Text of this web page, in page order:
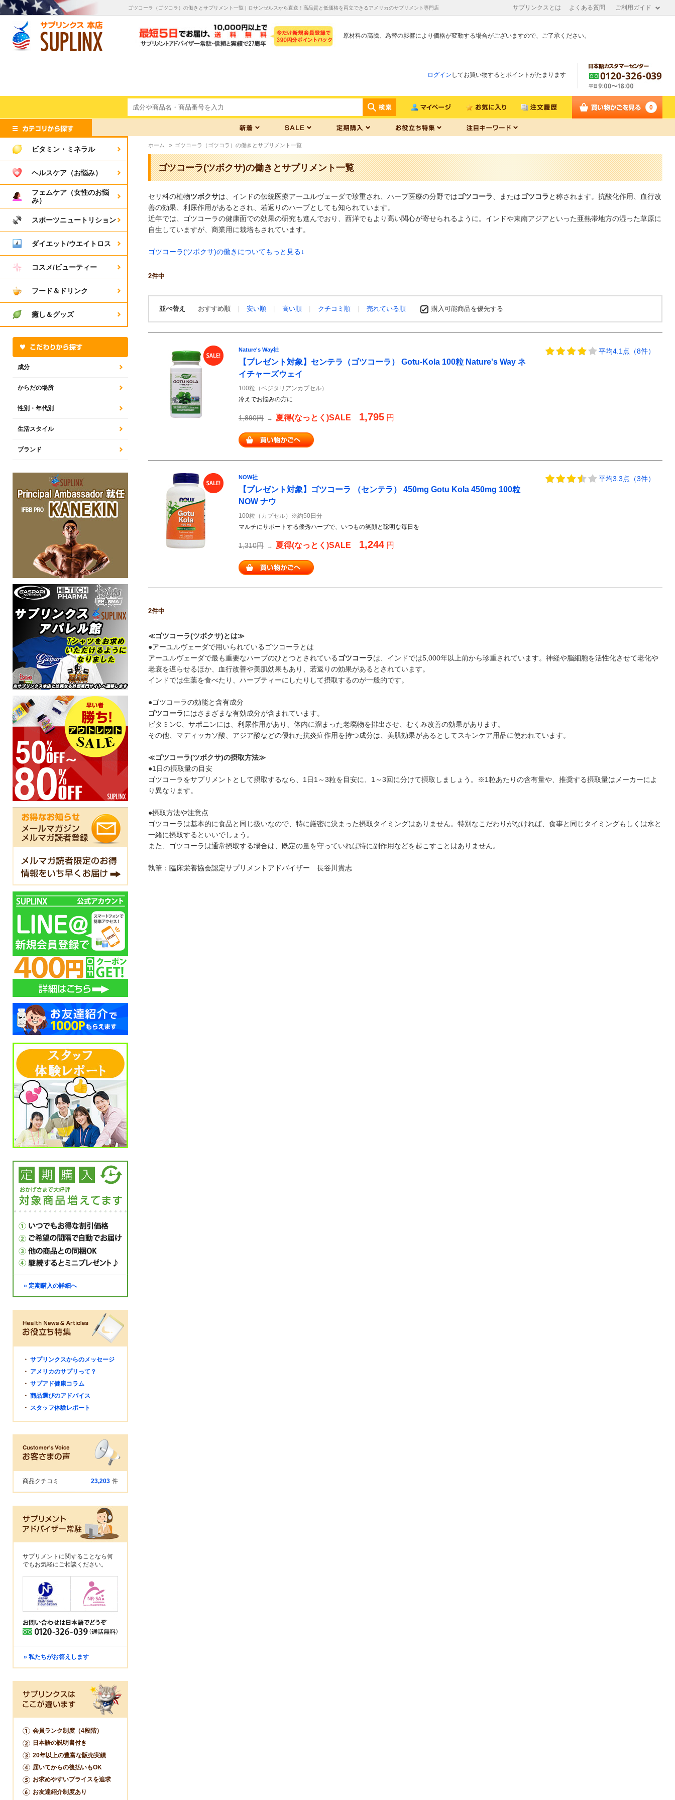
ゴツコーラ（ゴツコラ）の働きとサプリメント一覧 | ロサンゼルスから直送！高品質と低価格を両立できるアメリカのサプリメント専門店 サプリンクスとは よくある質問 ご利用ガイド
原材料の高騰、為替の影響により価格が変動する場合がございますので、ご了承ください。
ログイン してお買い物するとポイントがたまります
0
ホーム > ゴツコーラ（ゴツコラ）の働きとサプリメント一覧
ゴツコーラ(ツボクサ)の働きとサプリメント一覧
セリ科の植物ツボクサは、インドの伝統医療アーユルヴェーダで珍重され、ハーブ医療の分野ではゴツコーラ 、またはゴツコラ と称されます。抗酸化作用、血行改
善の効果、利尿作用があるとされ、若返りのハーブとしても知られています。
近年では、ゴツコーラの健康面での効果の研究も進んでおり、西洋でもより高い関心が寄せられるように。インドや東南アジアといった亜熱帯地方の湿った草原に
自生していますが、商業用に栽培もされています。
ゴツコーラ(ツボクサ)の働きについてもっと見る↓
2件中
並べ替え おすすめ順 安い順 高い順 クチコミ順 売れている順 購入可能商品を優先する
平均4.1点（8件）
Nature's Way社
【プレゼント対象】センテラ（ゴツコーラ） Gotu-Kola 100粒 Nature's Way ネ
イチャーズウェイ
100粒（ベジタリアンカプセル）
冷えでお悩みの方に
1,890円 → 夏得(なっとく)SALE 1,795 円
平均3.3点（3件）
NOW社
【プレゼント対象】ゴツコーラ （センテラ） 450mg Gotu Kola 450mg 100粒
NOW ナウ
100粒（カプセル）※約50日分
マルチにサポートする優秀ハーブで、いつもの笑顔と聡明な毎日を
1,310円 → 夏得(なっとく)SALE 1,244 円
2件中
≪ゴツコーラ(ツボクサ)とは≫
●アーユルヴェーダで用いられているゴツコーラとは
アーユルヴェーダで最も重要なハーブのひとつとされている ゴツコーラは、インドでは5,000年以上前から珍重されています。神経や脳細胞を活性化させて老化や
老衰を遅らせるほか、血行改善や美肌効果もあり、若返りの効果があるとされています。
インドでは生葉を食べたり、ハーブティーにしたりして摂取するのが一般的です。
●ゴツコーラの効能と含有成分
ゴツコーラにはさまざまな有効成分が含まれています。
ビタミンC、サポニンには、利尿作用があり、体内に溜まった老廃物を排出させ、むくみ改善の効果があります。
その他、マディッカソ酸、アジア酸などの優れた抗炎症作用を持つ成分は、美肌効果があるとしてスキンケア用品に使われています。
≪ゴツコーラ(ツボクサ)の摂取方法≫
●1日の摂取量の目安
ゴツコーラをサプリメントとして摂取するなら、1日1～3粒を目安に、1～3回に分けて摂取しましょう。※1粒あたりの含有量や、推奨する摂取量はメーカーによ
り異なります。
●摂取方法や注意点
ゴツコーラは基本的に食品と同じ扱いなので、特に厳密に決まった摂取タイミングはありません。特別なこだわりがなければ、食事と同じタイミングもしくは水と
一緒に摂取するといいでしょう。
また、ゴツコーラは通常摂取する場合は、既定の量を守っていれば特に副作用などを起こすことはありません。
執筆：臨床栄養協会認定サプリメントアドバイザー 長谷川貴志
ビタミン・ミネラル
ヘルスケア（お悩み）
フェムケア（女性のお悩
み）
スポーツニュートリション
ダイエット/ウエイトロス
コスメ/ビューティー
フード＆ドリンク
癒し＆グッズ
成分
からだの場所
性別・年代別
生活スタイル
ブランド
» 定期購入の詳細へ
・ サプリンクスからのメッセージ
・ アメリカのサプリって？
・ サプアド健康コラム
・ 商品選びのアドバイス
・ スタッフ体験レポート
商品クチコミ 23,203 件
サプリメントに関することなら何
でもお気軽にご相談ください。
» 私たちがお答えします
会員ランク制度（4段階）
日本語の説明書付き
20年以上の豊富な販売実績
届いてからの後払いもOK
お求めやすいプライスを追求
お友達紹介制度あり